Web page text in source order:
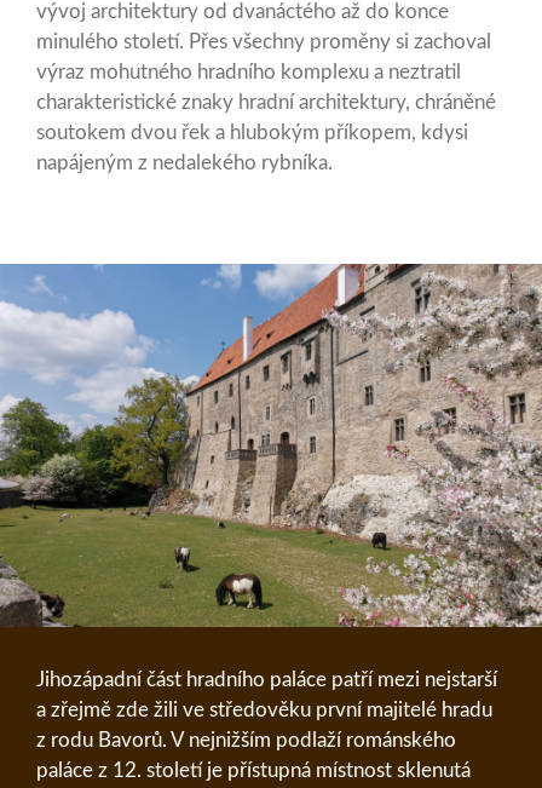
vývoj architektury od dvanáctého až do konce
minulého století. Přes všechny proměny si zachoval
výraz mohutného hradního komplexu a neztratil
charakteristické znaky hradní architektury, chráněné
soutokem dvou řek a hlubokým příkopem, kdysi
napájeným z nedalekého rybníka.
Jihozápadní část hradního paláce patří mezi nejstarší
a zřejmě zde žili ve středověku první majitelé hradu
z rodu Bavorů. V nejnižším podlaží románského
paláce z 12. století je přístupná místnost sklenutá